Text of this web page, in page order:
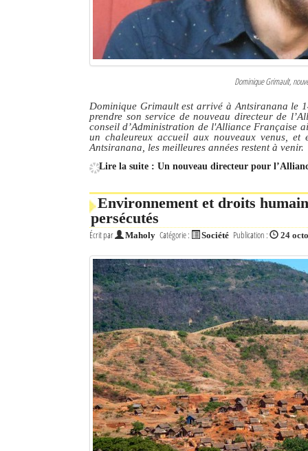
Dominique Grimault,
Dominique Grimault est arrivé à Antsiranana le
prendre son service de nouveau directeur de
conseil d’Administration de l'Alliance Française
un chaleureux accueil aux nouveaux venus, et
Antsiranana, les meilleures années restent à venir.
Lire la suite : Un nouveau directeur pour
Environnement et droits
persécutés
Écrit par Maholy Catégorie : Société Publication : 24